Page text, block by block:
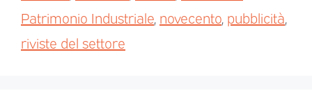
Patrimonio Industriale novecento pubblicità
riviste del settore